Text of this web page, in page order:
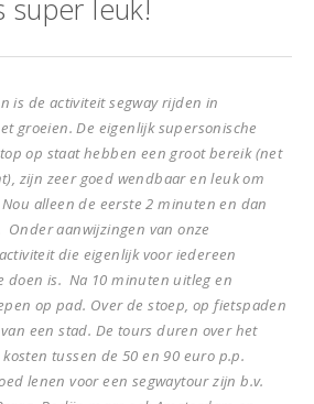
super leuk!
is de activiteit segway rijden in
groeien. De eigenlijk supersonische
op staat hebben een groot bereik (net
zijn zeer goed wendbaar en leuk om
alleen de eerste 2 minuten en dan
aanwijzingen van onze
die eigenlijk voor iedereen
doen is. Na 10 minuten uitleg en
op pad. Over de stoep, op fietspaden
een stad. De tours duren over het
tussen de 50 en 90 euro p.p.
lenen voor een segwaytour zijn b.v.